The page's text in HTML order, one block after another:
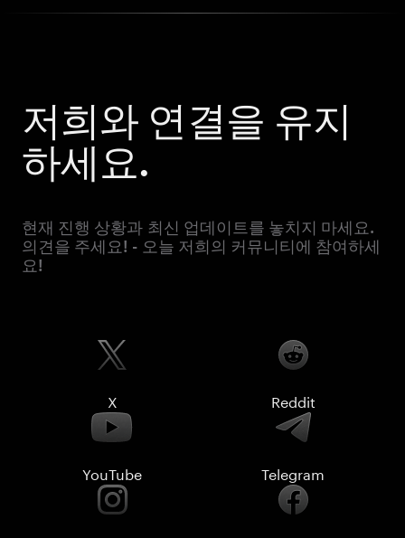
저희와 연결을 유지
하세요.
현재 진행 상황과 최신 업데이트를 놓치지 마세요.
의견을 주세요! - 오늘 저희의 커뮤니티에 참여하세
요!
X Reddit
YouTube Telegram